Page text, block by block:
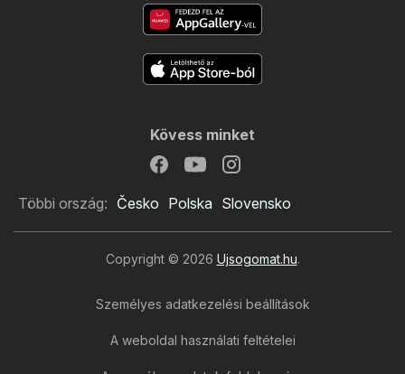
Kövess minket
Többi ország: Česko Polska Slovensko
Copyright © 2026 Ujsogomat.hu.
Személyes adatkezelési beállítások
A weboldal használati feltételei